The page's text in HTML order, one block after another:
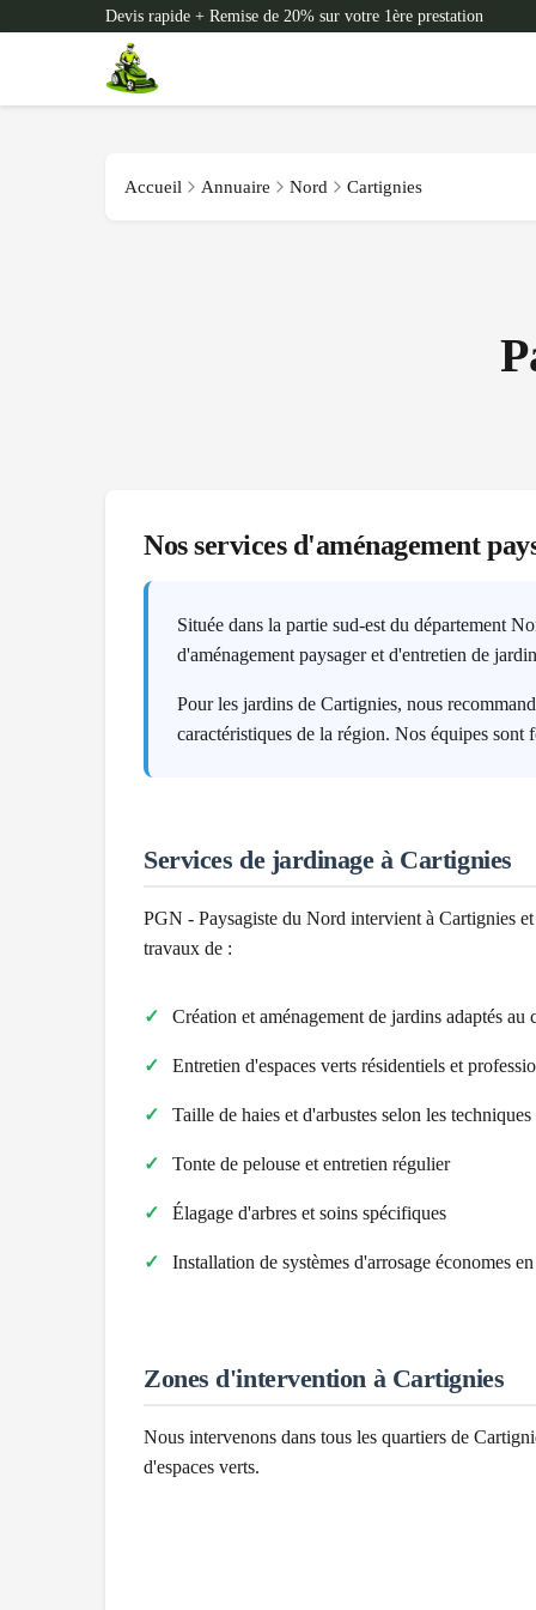
Devis rapide + Remise de 20% sur votre 1ère prestation
Accueil Annuaire Nord Cartignies
Nos services d'aménagement
Située dans la partie sud-est du département
d'aménagement paysager et d'entretien de
Pour les jardins de Cartignies, nous
caractéristiques de la région. Nos équipes sont
Services de jardinage à Cartignies
PGN - Paysagiste du Nord intervient à Cartignies
travaux de :
Création et aménagement de jardins adaptés au
Entretien d'espaces verts résidentiels et
Taille de haies et d'arbustes selon les
Tonte de pelouse et entretien régulier
Élagage d'arbres et soins spécifiques
Installation de systèmes d'arrosage économes
Zones d'intervention à Cartignies
Nous intervenons dans tous les quartiers de
d'espaces verts.